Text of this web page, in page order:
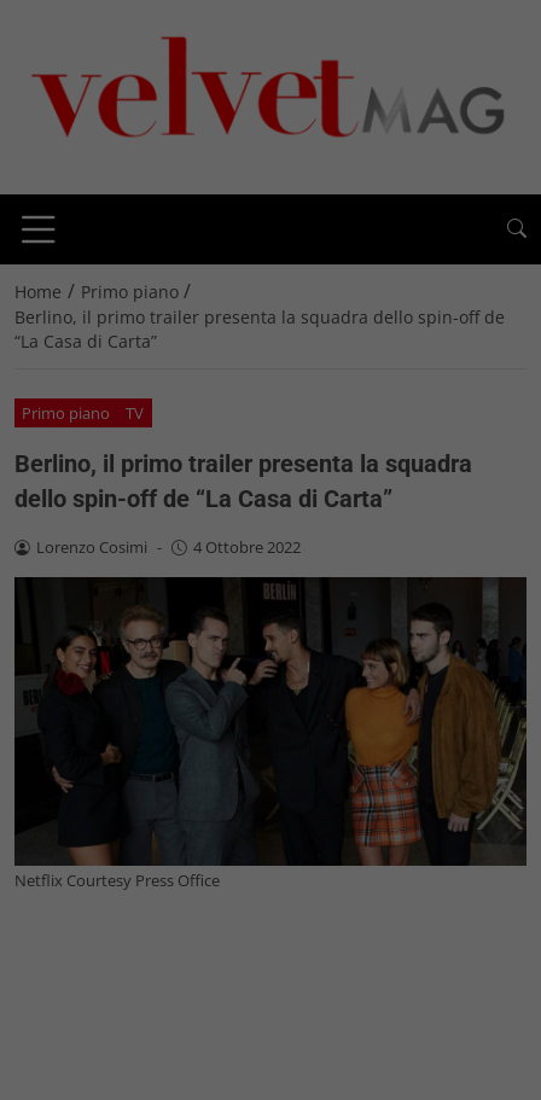
Home / Primo piano /
Berlino, il primo trailer presenta la squadra dello spin-off de
“La Casa di Carta”
Primo piano TV
Berlino, il primo trailer presenta la squadra
dello spin-off de “La Casa di Carta”
Lorenzo Cosimi - 4 Ottobre 2022
Netflix Courtesy Press Office